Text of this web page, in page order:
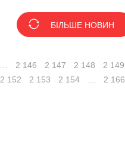
БІЛЬШЕ НОВИН
2 146 2 147 2 148 2 149
2 152
2 153 2 154 2 166